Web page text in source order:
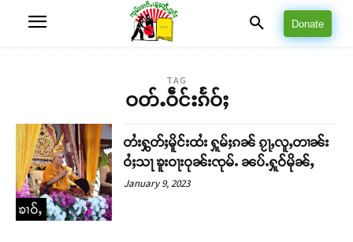
Donate
TAG
ဝတ်ႉဝဵင်းၵႅဝ်ႈ
ၶၢဝ်ႇ
တႆးႁွတ်ႈမိူင်းထႆး ႁူမ်ႈၵၼ် ၵႂႃႇလူႇတၢၼ်း
ဝႆႈသႃ ၶူးဝႃးဝုၼ်းၸုမ်ႉ ၼပ်ႉႁူဝ်မိုၼ်ႇ
January 9, 2023